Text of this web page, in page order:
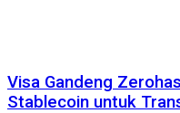
Visa Gandeng
Stablecoin untuk